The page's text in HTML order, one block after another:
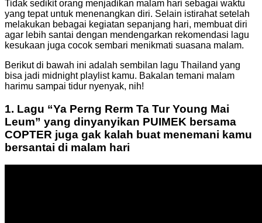
Tidak sedikit orang menjadikan malam hari sebagai waktu
yang tepat untuk menenangkan diri. Selain istirahat setelah
melakukan bebagai kegiatan sepanjang hari, membuat diri
agar lebih santai dengan mendengarkan rekomendasi lagu
kesukaan juga cocok sembari menikmati suasana malam.
Berikut di bawah ini adalah sembilan lagu Thailand yang
bisa jadi midnight playlist kamu. Bakalan temani malam
harimu sampai tidur nyenyak, nih!
1. Lagu “Ya Perng Rerm Ta Tur Young Mai
Leum” yang dinyanyikan PUIMEK bersama
COPTER juga gak kalah buat menemani kamu
bersantai di malam hari